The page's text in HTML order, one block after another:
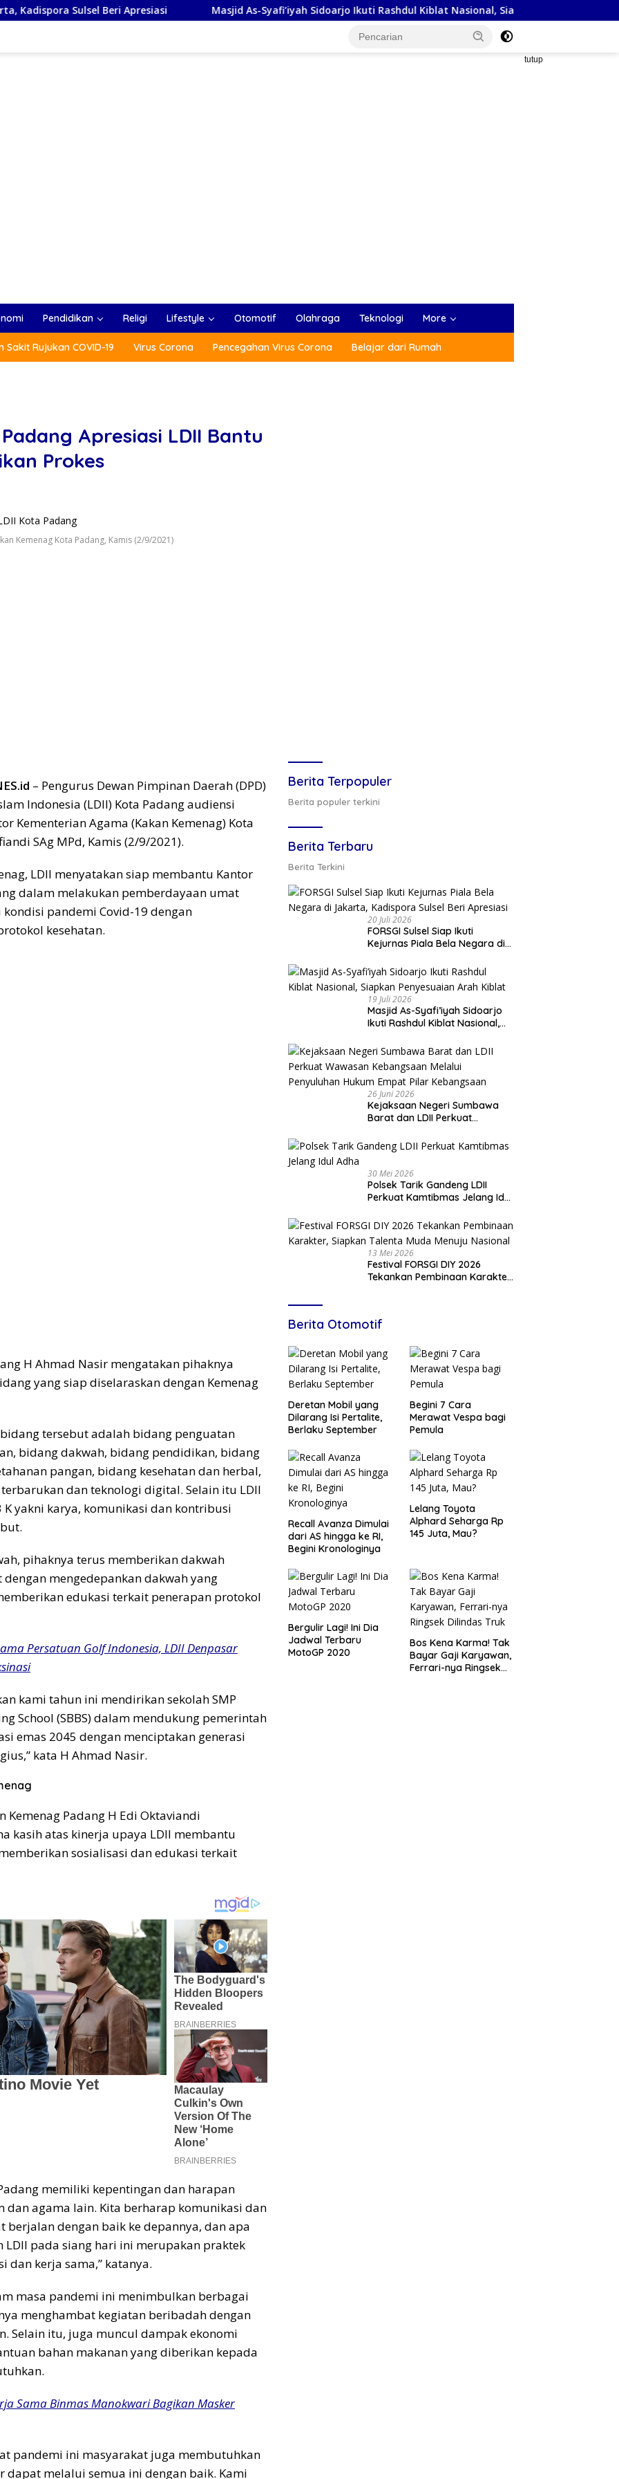
Beri Apresiasi Masjid As-Syafi’iyah Sidoarjo Ikuti Rashdul Kiblat Nasional, Siapkan Penyesuaian Arah Kiblat
tutup
Pendidikan Religi Lifestyle Otomotif Olahraga Teknologi More
Rujukan COVID-19 Virus Corona Pencegahan Virus Corona Belajar dari Rumah
Apresiasi LDII Bantu
Prokes
Kemenag Kota Padang, Kamis (2/9/2021)
– Pengurus Dewan Pimpinan Daerah (DPD)
Indonesia (LDII) Kota Padang audiensi
Kementerian Agama (Kakan Kemenag) Kota
SAg MPd, Kamis (2/9/2021).
LDII menyatakan siap membantu Kantor
dalam melakukan pemberdayaan umat
pandemi Covid-19 dengan
kesehatan.
H Ahmad Nasir mengatakan pihaknya
yang siap diselaraskan dengan Kemenag
tersebut adalah bidang penguatan
bidang dakwah, bidang pendidikan, bidang
pangan, bidang kesehatan dan herbal,
dan teknologi digital. Selain itu LDII
yakni karya, komunikasi dan kontribusi
pihaknya terus memberikan dakwah
mengedepankan dakwah yang
edukasi terkait penerapan protokol
Persatuan Golf Indonesia, LDII Denpasar
kami tahun ini mendirikan sekolah SMP
School (SBBS) dalam mendukung pemerintah
emas 2045 dengan menciptakan generasi
kata H Ahmad Nasir.
Kemenag Padang H Edi Oktaviandi
kasih atas kinerja upaya LDII membantu
sosialisasi dan edukasi terkait
memiliki kepentingan dan harapan
dan agama lain. Kita berharap komunikasi dan
berjalan dengan baik ke depannya, dan apa
LDII pada siang hari ini merupakan praktek
dan kerja sama,” katanya.
masa pandemi ini menimbulkan berbagai
menghambat kegiatan beribadah dengan
Selain itu, juga muncul dampak ekonomi
bahan makanan yang diberikan kepada
Sama Binmas Manokwari Bagikan Masker
pandemi ini masyarakat juga membutuhkan
dapat melalui semua ini dengan baik. Kami
Berita Terpopuler
Berita populer terkini
Berita Terbaru
Berita Terkini
20 Juli 2026
FORSGI Sulsel Siap Ikuti
Kejurnas Piala Bela Negara di
Apresiasi
19 Juli 2026
Masjid As-Syafi’iyah Sidoarjo
Ikuti Rashdul Kiblat Nasional,
Kiblat
26 Juni 2026
Kejaksaan Negeri Sumbawa
Barat dan LDII Perkuat
Penyuluhan Hukum Empat Pilar
Kebangsaan
30 Mei 2026
Polsek Tarik Gandeng LDII
Perkuat Kamtibmas Jelang Idul
13 Mei 2026
Festival FORSGI DIY 2026
Tekankan Pembinaan Karakter,
Berita Otomotif
Deretan Mobil yang
Dilarang Isi Pertalite,
Berlaku September
Begini 7 Cara
Merawat Vespa bagi
Pemula
Recall Avanza Dimulai
dari AS hingga ke RI,
Begini Kronologinya
Lelang Toyota
Alphard Seharga Rp
145 Juta, Mau?
Bergulir Lagi! Ini Dia
Jadwal Terbaru
MotoGP 2020
Bos Kena Karma! Tak
Bayar Gaji Karyawan,
Ferrari-nya Ringsek